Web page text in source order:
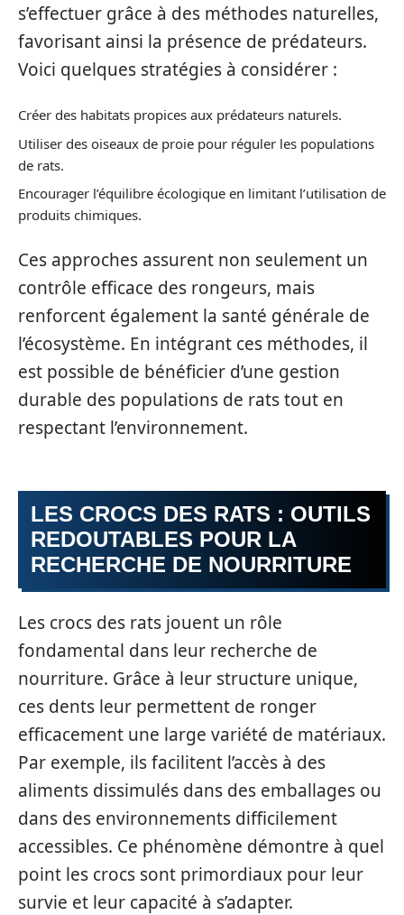
s’effectuer grâce à des méthodes naturelles,
favorisant ainsi la présence de prédateurs.
Voici quelques stratégies à considérer :
Créer des habitats propices aux prédateurs naturels.
Utiliser des oiseaux de proie pour réguler les populations
de rats.
Encourager l’équilibre écologique en limitant l’utilisation de
produits chimiques.
Ces approches assurent non seulement un
contrôle efficace des rongeurs, mais
renforcent également la santé générale de
l’écosystème. En intégrant ces méthodes, il
est possible de bénéficier d’une gestion
durable des populations de rats tout en
respectant l’environnement.
LES CROCS DES RATS : OUTILS
REDOUTABLES POUR LA
RECHERCHE DE NOURRITURE
Les crocs des rats jouent un rôle
fondamental dans leur recherche de
nourriture. Grâce à leur structure unique,
ces dents leur permettent de ronger
efficacement une large variété de matériaux.
Par exemple, ils facilitent l’accès à des
aliments dissimulés dans des emballages ou
dans des environnements difficilement
accessibles. Ce phénomène démontre à quel
point les crocs sont primordiaux pour leur
survie et leur capacité à s’adapter.